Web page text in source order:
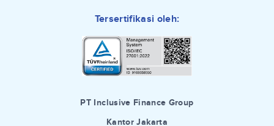
Tersertifikasi oleh:
PT Inclusive Finance Group
Kantor Jakarta